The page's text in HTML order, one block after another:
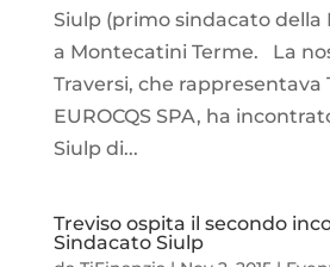
Siulp (primo sindacato della
a Montecatini Terme. La
Traversi, che rappresentava
EUROCQS SPA, ha
Siulp di...
Treviso ospita il secondo
Sindacato Siulp